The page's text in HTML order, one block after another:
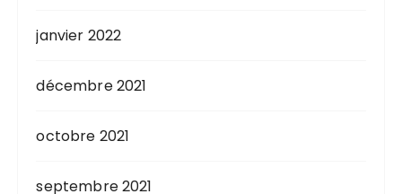
janvier 2022
décembre 2021
octobre 2021
septembre 2021